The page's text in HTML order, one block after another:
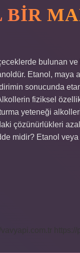
bulunan ve
Etanol, maya
sonucunda
fiziksel
yeteneği
çözünürlükleri
midir? Etanol